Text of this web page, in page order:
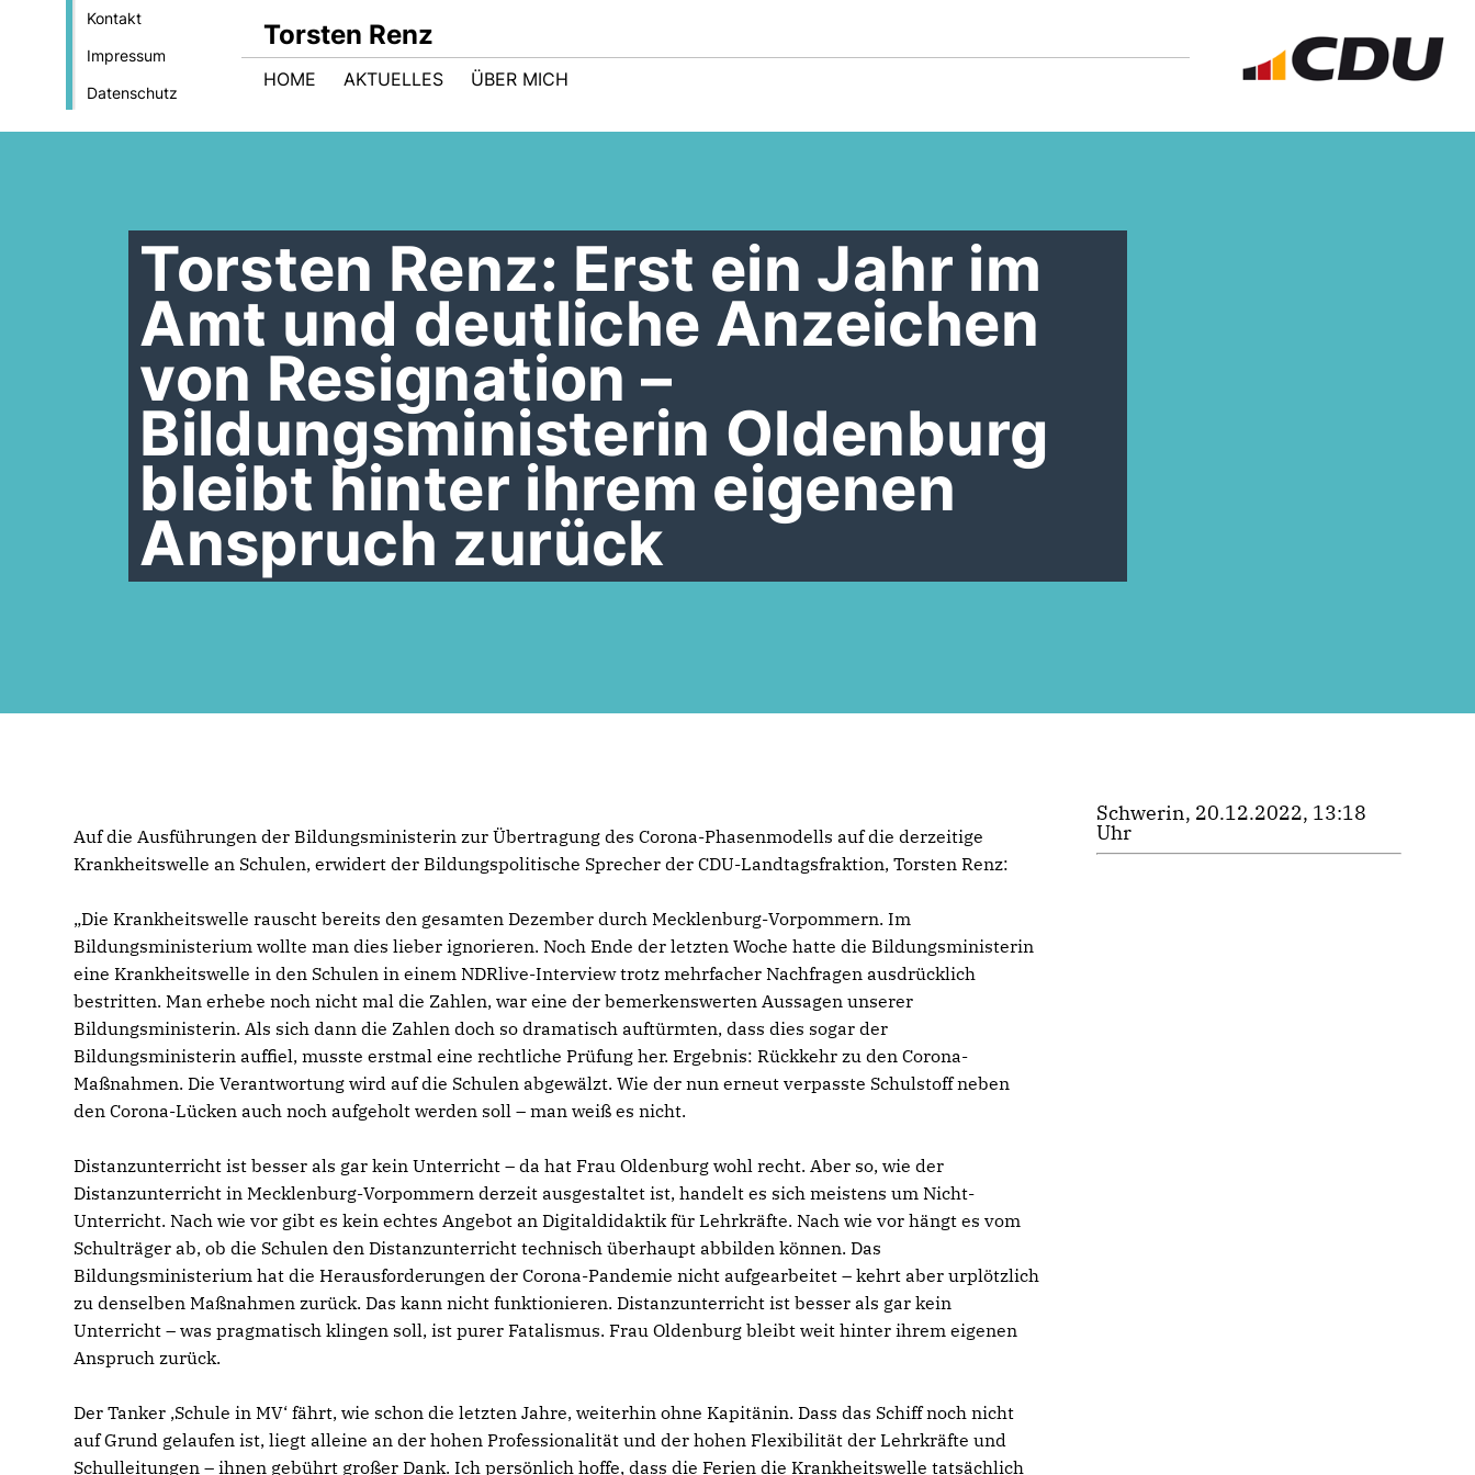
Kontakt
Impressum
Datenschutz
Torsten Renz
HOME AKTUELLES ÜBER MICH
Torsten Renz: Erst ein Jahr im
Amt und deutliche Anzeichen
von Resignation –
Bildungsministerin Oldenburg
bleibt hinter ihrem eigenen
Anspruch zurück
Auf die Ausführungen der Bildungsministerin zur Übertragung des Corona-Phasenmodells auf die derzeitige
Krankheitswelle an Schulen, erwidert der Bildungspolitische Sprecher der CDU-Landtagsfraktion, Torsten Renz:
Die Krankheitswelle rauscht bereits den gesamten Dezember durch Mecklenburg-Vorpommern. Im
Bildungsministerium wollte man dies lieber ignorieren. Noch Ende der letzten Woche hatte die Bildungsministerin
eine Krankheitswelle in den Schulen in einem NDRlive-Interview trotz mehrfacher Nachfragen ausdrücklich
bestritten. Man erhebe noch nicht mal die Zahlen, war eine der bemerkenswerten Aussagen unserer
Bildungsministerin. Als sich dann die Zahlen doch so dramatisch auftürmten, dass dies sogar der
Bildungsministerin auffiel, musste erstmal eine rechtliche Prüfung her. Ergebnis: Rückkehr zu den Corona-
Maßnahmen. Die Verantwortung wird auf die Schulen abgewälzt. Wie der nun erneut verpasste Schulstoff neben
den Corona-Lücken auch noch aufgeholt werden soll – man weiß es nicht.
Distanzunterricht ist besser als gar kein Unterricht – da hat Frau Oldenburg wohl recht. Aber so, wie der
Distanzunterricht in Mecklenburg-Vorpommern derzeit ausgestaltet ist, handelt es sich meistens um Nicht-
Unterricht. Nach wie vor gibt es kein echtes Angebot an Digitaldidaktik für Lehrkräfte. Nach wie vor hängt es vom
Schulträger ab, ob die Schulen den Distanzunterricht technisch überhaupt abbilden können. Das
Bildungsministerium hat die Herausforderungen der Corona-Pandemie nicht aufgearbeitet – kehrt aber urplötzlich
zu denselben Maßnahmen zurück. Das kann nicht funktionieren. Distanzunterricht ist besser als gar kein
Unterricht – was pragmatisch klingen soll, ist purer Fatalismus. Frau Oldenburg bleibt weit hinter ihrem eigenen
Anspruch zurück.
Der Tanker ,Schule in MV‘ fährt, wie schon die letzten Jahre, weiterhin ohne Kapitänin. Dass das Schiff noch nicht
auf Grund gelaufen ist, liegt alleine an der hohen Professionalität und der hohen Flexibilität der Lehrkräfte und
Schulleitungen – ihnen gebührt großer Dank. Ich persönlich hoffe, dass die Ferien die Krankheitswelle tatsächlich
Schwerin, 20.12.2022, 13:18
Uhr